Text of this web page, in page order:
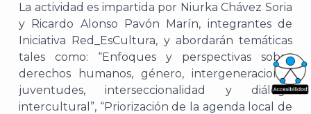
La actividad es impartida por Niurka Chávez Soria
y Ricardo Alonso Pavón Marín, integrantes de
Iniciativa Red_EsCultura, y abordarán temáticas
tales como: “Enfoques y perspectivas sobre
derechos humanos, género, intergeneracional,
juventudes, interseccionalidad y diálogo
intercultural”, “Priorización de la agenda local de